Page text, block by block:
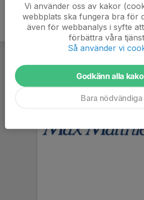
Vi använder oss av kakor
webbplats ska fungera bra för
även för webbanalys i syfte
förbättra våra
Så använder vi
Godkänn alla
Bara nödvändiga